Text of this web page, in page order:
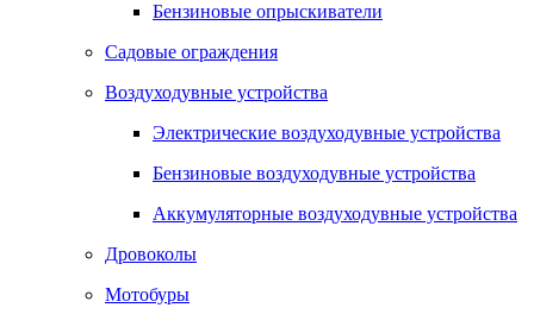
Бензиновые опрыскиватели
Садовые ограждения
Воздуходувные устройства
Электрические воздуходувные устройства
Бензиновые воздуходувные устройства
Аккумуляторные воздуходувные устройства
Дровоколы
Мотобуры